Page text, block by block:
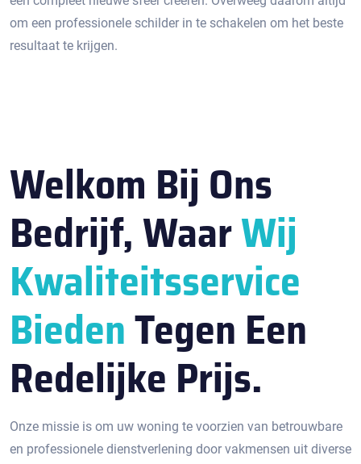
om een professionele schilder in te schakelen om het beste
resultaat te krijgen.​
Welkom Bij Ons
Bedrijf, WaarWij
Kwaliteitsservice
BiedenTegen Een
Redelijke Prijs.
Onze missie is om uw woning te voorzien van betrouwbare
en professionele dienstverlening door vakmensen uit diverse